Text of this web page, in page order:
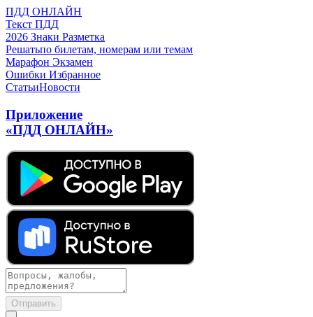
ПДД ОНЛАЙН
Текст ПДД
2026 Знаки Разметка
Решатьпо билетам, номерам или темам
Марафон Экзамен
Ошибки Избранное
СтатьиНовости
Приложение
«ПДД ОНЛАЙН»
Отправить